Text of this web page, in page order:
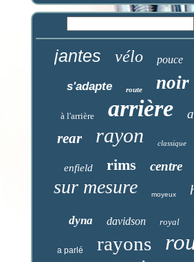
jantes vélo pouce
s'adapte route noir
à l'arrière arrière
rear rayon classique
enfield rims centre
sur mesure moyeux
dyna davidson royal
a parlé rayons